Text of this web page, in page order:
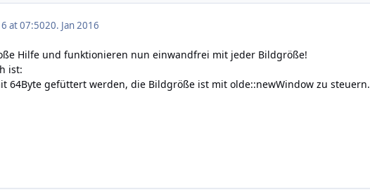
at 07:5020. Jan 2016
Hilfe und funktionieren nun einwandfrei mit jeder Bildgröße!
ist:
64Byte gefüttert werden, die Bildgröße ist mit olde::newWindow zu steuern.